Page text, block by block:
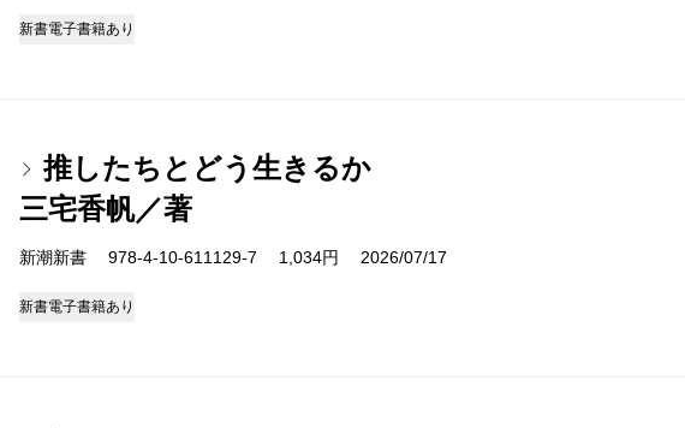
新書電子書籍あり
推したちとどう生きるか
三宅香帆／著
新潮新書 978-4-10-611129-7 1,034円 2026/07/17
新書電子書籍あり